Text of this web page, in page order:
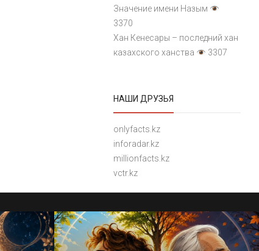
Значение имени Назым
3370
Хан Кенесары – последний хан
казахского ханства
3307
НАШИ ДРУЗЬЯ
onlyfacts.kz
inforadar.kz
millionfacts.kz
vctr.kz